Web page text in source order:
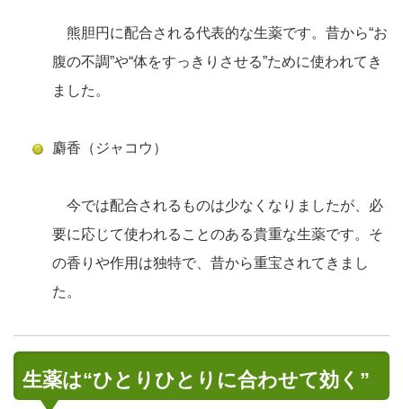
熊胆円に配合される代表的な生薬です。昔から“お
腹の不調”や“体をすっきりさせる”ために使われてき
ました。
麝香（ジャコウ）
今では配合されるものは少なくなりましたが、必
要に応じて使われることのある貴重な生薬です。そ
の香りや作用は独特で、昔から重宝されてきまし
た。
生薬は“ひとりひとりに合わせて効く”